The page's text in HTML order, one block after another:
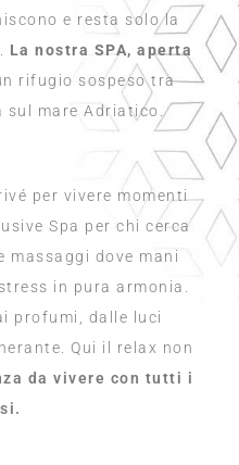
e resta solo la
La nostra SPA, aperta
rifugio sospeso tra
sul mare Adriatico.
per vivere momenti
Spa per chi cerca
massaggi dove mani
in pura armonia.
profumi, dalle luci
Qui il relax non
da vivere con tutti i